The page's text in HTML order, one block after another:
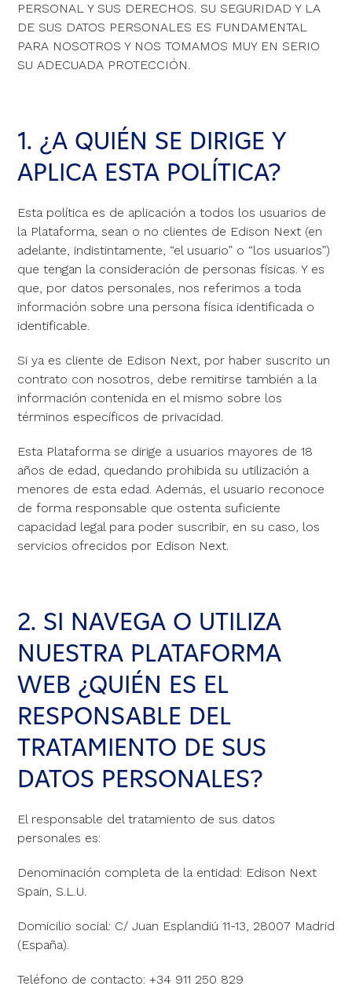
PERSONAL Y SUS DERECHOS. SU SEGURIDAD Y LA
DE SUS DATOS PERSONALES ES FUNDAMENTAL
PARA NOSOTROS Y NOS TOMAMOS MUY EN SERIO
SU ADECUADA PROTECCIÓN.
1. ¿A QUIÉN SE DIRIGE Y
APLICA ESTA POLÍTICA?
Esta política es de aplicación a todos los usuarios de
la Plataforma, sean o no clientes de Edison Next (en
adelante, indistintamente, “el usuario” o “los usuarios”)
que tengan la consideración de personas físicas. Y es
que, por datos personales, nos referimos a toda
información sobre una persona física identificada o
identificable.
Si ya es cliente de Edison Next, por haber suscrito un
contrato con nosotros, debe remitirse también a la
información contenida en el mismo sobre los
términos específicos de privacidad.
Esta Plataforma se dirige a usuarios mayores de 18
años de edad, quedando prohibida su utilización a
menores de esta edad. Además, el usuario reconoce
de forma responsable que ostenta suficiente
capacidad legal para poder suscribir, en su caso, los
servicios ofrecidos por Edison Next.
2. SI NAVEGA O UTILIZA
NUESTRA PLATAFORMA
WEB ¿QUIÉN ES EL
RESPONSABLE DEL
TRATAMIENTO DE SUS
DATOS PERSONALES?
El responsable del tratamiento de sus datos
personales es:
Denominación completa de la entidad: Edison Next
Spain, S.L.U.
Domicilio social: C/ Juan Esplandiú 11-13, 28007 Madrid
(España).
Teléfono de contacto: +34 911 250 829